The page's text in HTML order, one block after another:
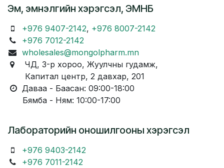
Эм, эмнэлгийн хэрэгсэл, ЭМНБ
+976 9407-2142, +976 8007-2142
+976 7012-2142
wholesales@mongolpharm.mn
ЧД, 3-р хороо, Жуулчны гудамж,
Капитал центр, 2 давхар, 201
Даваа - Баасан: 09:00-18:00
Бямба - Ням: 10:00-17:00
Лабораторийн оношилгооны хэрэгсэл
+976 9403-2142
+976 7011-2142